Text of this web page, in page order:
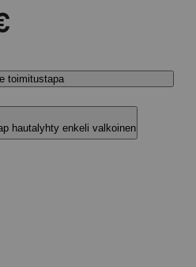
toimitustapa
hautalyhty enkeli valkoinen